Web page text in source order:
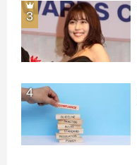
3
4